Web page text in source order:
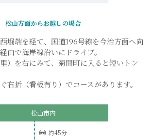
松山方面からお越しの場合
堀端を経て、国道196号線を今治方面へ向
由で海岸線沿いにドライブ。
）を右にみて、菊間町に入ると短いトン
右折（看板有り）でコースがあります。
松山市内
約45分